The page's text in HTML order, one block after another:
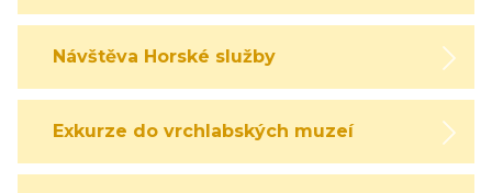
Návštěva Horské služby
Exkurze do vrchlabských muzeí